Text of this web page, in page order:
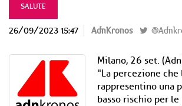
SALUTE
26/09/2023 15:47 AdnKronos
Milano, 26 set.
"La percezione che
rappresentino una
basso rischio per